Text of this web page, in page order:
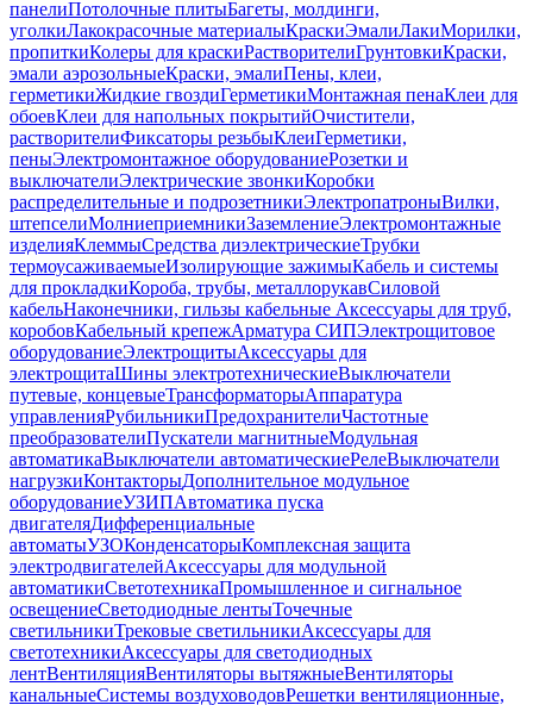
панелиПотолочные плитыБагеты, молдинги,
уголкиЛакокрасочные материалыКраскиЭмалиЛакиМорилки,
пропиткиКолеры для краскиРастворителиГрунтовкиКраски,
эмали аэрозольныеКраски, эмалиПены, клеи,
герметикиЖидкие гвоздиГерметикиМонтажная пенаКлеи для
обоевКлеи для напольных покрытийОчистители,
растворителиФиксаторы резьбыКлеиГерметики,
пеныЭлектромонтажное оборудованиеРозетки и
выключателиЭлектрические звонкиКоробки
распределительные и подрозетникиЭлектропатроныВилки,
штепселиМолниеприемникиЗаземлениеЭлектромонтажные
изделияКлеммыСредства диэлектрическиеТрубки
термоусаживаемыеИзолирующие зажимыКабель и системы
для прокладкиКороба, трубы, металлорукавСиловой
кабельНаконечники, гильзы кабельные Аксессуары для труб,
коробовКабельный крепежАрматура СИПЭлектрощитовое
оборудованиеЭлектрощитыАксессуары для
электрощитаШины электротехническиеВыключатели
путевые, концевыеТрансформаторыАппаратура
управленияРубильникиПредохранителиЧастотные
преобразователиПускатели магнитныеМодульная
автоматикаВыключатели автоматическиеРелеВыключатели
нагрузкиКонтакторыДополнительное модульное
оборудованиеУЗИПАвтоматика пуска
двигателяДифференциальные
автоматыУЗОКонденсаторыКомплексная защита
электродвигателейАксессуары для модульной
автоматикиСветотехникаПромышленное и сигнальное
освещениеСветодиодные лентыТочечные
светильникиТрековые светильникиАксессуары для
светотехникиАксессуары для светодиодных
лентВентиляцияВентиляторы вытяжныеВентиляторы
канальныеСистемы воздуховодовРешетки вентиляционные,